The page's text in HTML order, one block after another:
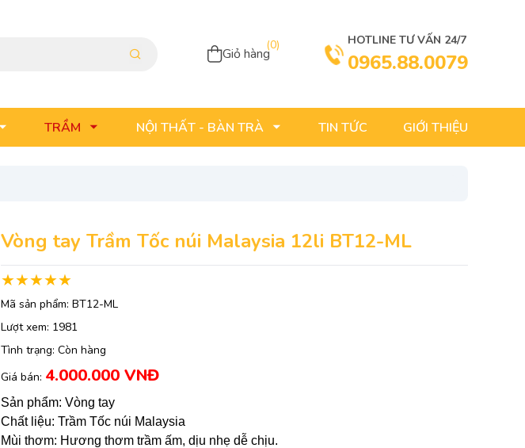
Giỏ hàng
(0) HOTLINE TƯ VẤN 24/7
0965.88.0079
TRẦM NỘI THẤT - BÀN TRÀ TIN TỨC GIỚI THIỆU
Vòng tay Trầm Tốc núi Malaysia 12li BT12-ML
Mã sản phẩm: BT12-ML
Lượt xem: 1981
Tình trạng: Còn hàng
Giá bán: 4.000.000 VNĐ
Sản phẩm: Vòng tay
Chất liệu: Trầm Tốc núi Malaysia
Mùi thơm: Hương thơm trầm ấm, dịu nhẹ dễ chịu.